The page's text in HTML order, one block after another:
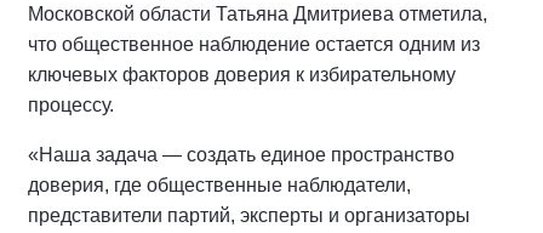
Московской области Татьяна Дмитриева отметила,
что общественное наблюдение остается одним из
ключевых факторов доверия к избирательному
процессу.
«Наша задача — создать единое пространство
доверия, где общественные наблюдатели,
представители партий, эксперты и организаторы